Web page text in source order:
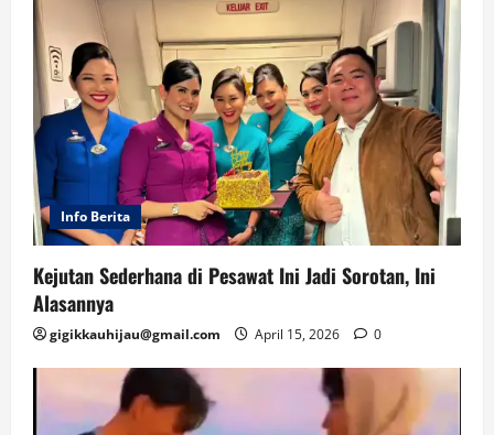
Info Berita
Kejutan Sederhana di Pesawat Ini Jadi Sorotan, Ini
Alasannya
gigikkauhijau@gmail.com April 15, 2026 0